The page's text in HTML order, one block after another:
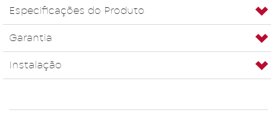
Especificações do Produto
Garantia
Instalação